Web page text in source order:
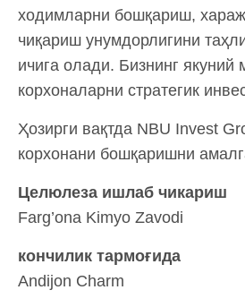
ходимларни бошқариш,
чиқариш унумдорлигини
ичига олади. Бизнинг якуний
корхоналарни стратегик
Ҳозирги вақтда NBU Invest
корхонани бошқаришни
Целюлеза ишлаб чикариш
Farg’ona Kimyo Zavodi
кончилик тармоғида
Andijon Charm